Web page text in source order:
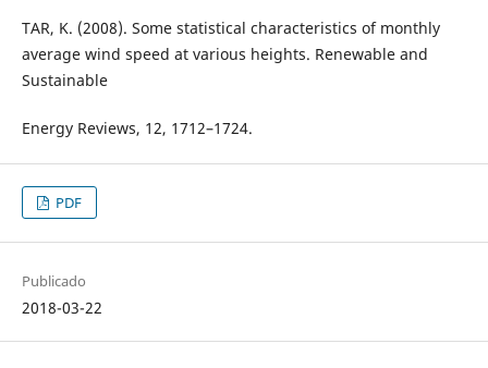
TAR, K. (2008). Some statistical characteristics of monthly
average wind speed at various heights. Renewable and
Sustainable
Energy Reviews, 12, 1712–1724.
PDF
Publicado
2018-03-22